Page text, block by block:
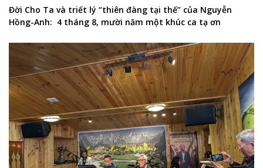
Đời Cho Ta và triết lý “thiên đàng tại thế” của Nguyễn
Hồng-Anh: 4 tháng 8, mười năm một khúc ca tạ ơn